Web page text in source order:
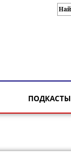
ПОДКАСТЫ